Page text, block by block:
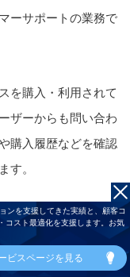
ーサポートの業務で
を購入・利用されて
ザーからも問い合わ
購入履歴などを確認
す。
ンを支援してきた実績と、顧客コ
コスト最適化を支援します。お気
ビスページを見る